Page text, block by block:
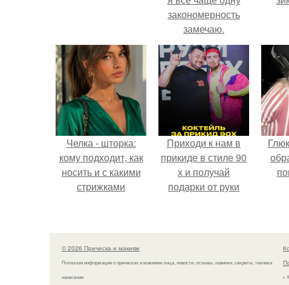
закономерность
замечаю.
Челка - шторка:
кому подходит, как
носить и с какими
стрижками
Приходи к нам в
прикиде в стиле 90
х и получай
подарки от руки
© 2026 Прическа и макияж
Полезная информация о прическах и макияже лица, новости, отзывы, новинки, секреты, техника
нанесения г.